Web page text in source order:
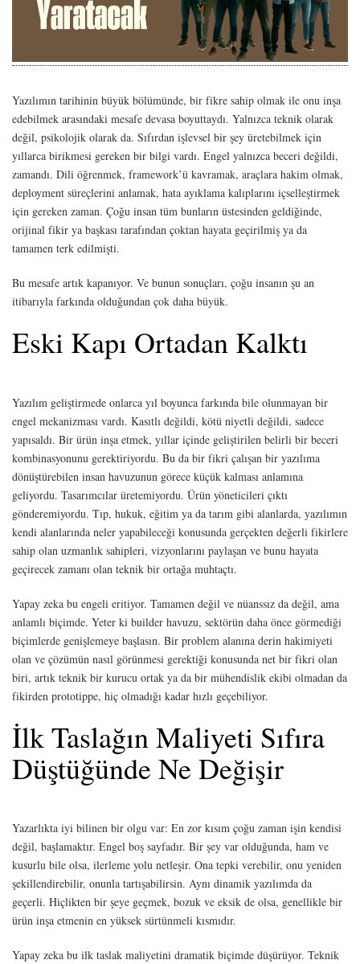
Yazılımın tarihinin büyük bölümünde, bir fikre sahip olmak ile onu inşa
edebilmek arasındaki mesafe devasa boyuttaydı. Yalnızca teknik olarak
değil, psikolojik olarak da. Sıfırdan işlevsel bir şey üretebilmek için
yıllarca birikmesi gereken bir bilgi vardı. Engel yalnızca beceri değildi,
zamandı. Dili öğrenmek, framework’ü kavramak, araçlara hakim olmak,
deployment süreçlerini anlamak, hata ayıklama kalıplarını içselleştirmek
için gereken zaman. Çoğu insan tüm bunların üstesinden geldiğinde,
orijinal fikir ya başkası tarafından çoktan hayata geçirilmiş ya da
tamamen terk edilmişti.
Bu mesafe artık kapanıyor. Ve bunun sonuçları, çoğu insanın şu an
itibarıyla farkında olduğundan çok daha büyük.
Eski Kapı Ortadan Kalktı
Yazılım geliştirmede onlarca yıl boyunca farkında bile olunmayan bir
engel mekanizması vardı. Kasıtlı değildi, kötü niyetli değildi, sadece
yapısaldı. Bir ürün inşa etmek, yıllar içinde geliştirilen belirli bir beceri
kombinasyonunu gerektiriyordu. Bu da bir fikri çalışan bir yazılıma
dönüştürebilen insan havuzunun görece küçük kalması anlamına
geliyordu. Tasarımcılar üretemiyordu. Ürün yöneticileri çıktı
gönderemiyordu. Tıp, hukuk, eğitim ya da tarım gibi alanlarda, yazılımın
kendi alanlarında neler yapabileceği konusunda gerçekten değerli fikirlere
sahip olan uzmanlık sahipleri, vizyonlarını paylaşan ve bunu hayata
geçirecek zamanı olan teknik bir ortağa muhtaçtı.
Yapay zeka bu engeli eritiyor. Tamamen değil ve nüanssız da değil, ama
anlamlı biçimde. Yeter ki builder havuzu, sektörün daha önce görmediği
biçimlerde genişlemeye başlasın. Bir problem alanına derin hakimiyeti
olan ve çözümün nasıl görünmesi gerektiği konusunda net bir fikri olan
biri, artık teknik bir kurucu ortak ya da bir mühendislik ekibi olmadan da
fikirden prototippe, hiç olmadığı kadar hızlı geçebiliyor.
İlk Taslağın Maliyeti Sıfıra
Düştüğünde Ne Değişir
Yazarlıkta iyi bilinen bir olgu var: En zor kısım çoğu zaman işin kendisi
değil, başlamaktır. Engel boş sayfadır. Bir şey var olduğunda, ham ve
kusurlu bile olsa, ilerleme yolu netleşir. Ona tepki verebilir, onu yeniden
şekillendirebilir, onunla tartışabilirsin. Aynı dinamik yazılımda da
geçerli. Hiçlikten bir şeye geçmek, bozuk ve eksik de olsa, genellikle bir
ürün inşa etmenin en yüksek sürtünmeli kısmıdır.
Yapay zeka bu ilk taslak maliyetini dramatik biçimde düşürüyor. Teknik